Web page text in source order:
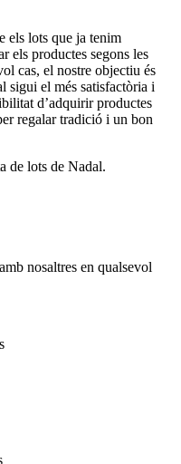
els lots que ja tenim
els productes segons les
cas, el nostre objectiu és
sigui el més satisfactòria i
d’adquirir productes
regalar tradició i un bon
de lots de Nadal.
nosaltres en qualsevol